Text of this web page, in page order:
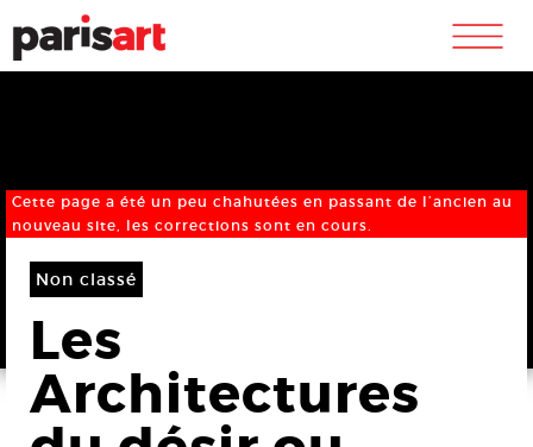
m
Cette page a été un peu chahutées en passant de l’ancien au
nouveau site, les corrections sont en cours.
Non classé
Les
Architectures